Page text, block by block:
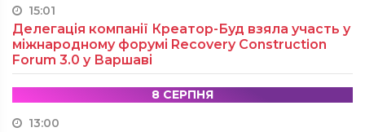
15:01
Делегація компанії Креатор-Буд взяла участь у
міжнародному форумі Recovery Construction
Forum 3.0 у Варшаві
8 СЕРПНЯ
13:00